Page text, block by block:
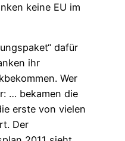
keine EU im
dafür
ihr
Wer
… bekamen die
erste von vielen
Der